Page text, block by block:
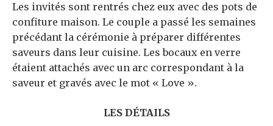
Les invités sont rentrés chez eux avec des pots de
confiture maison. Le couple a passé les semaines
précédant la cérémonie à préparer différentes
saveurs dans leur cuisine. Les bocaux en verre
étaient attachés avec un arc correspondant à la
saveur et gravés avec le mot « Love ».
LES DÉTAILS